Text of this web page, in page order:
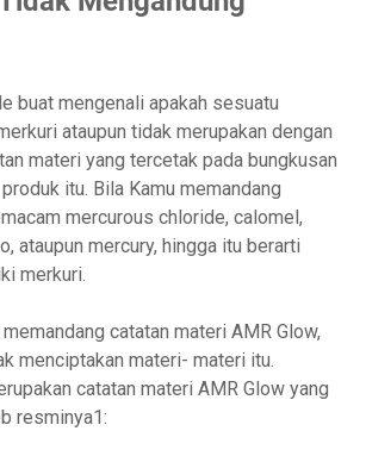
buat mengenali apakah sesuatu
ataupun tidak merupakan dengan
materi yang tercetak pada bungkusan
itu. Bila Kamu memandang
mercurous chloride, calomel,
ataupun mercury, hingga itu berarti
merkuri.
catatan materi AMR Glow,
menciptakan materi- materi itu.
catatan materi AMR Glow yang
resminya1: